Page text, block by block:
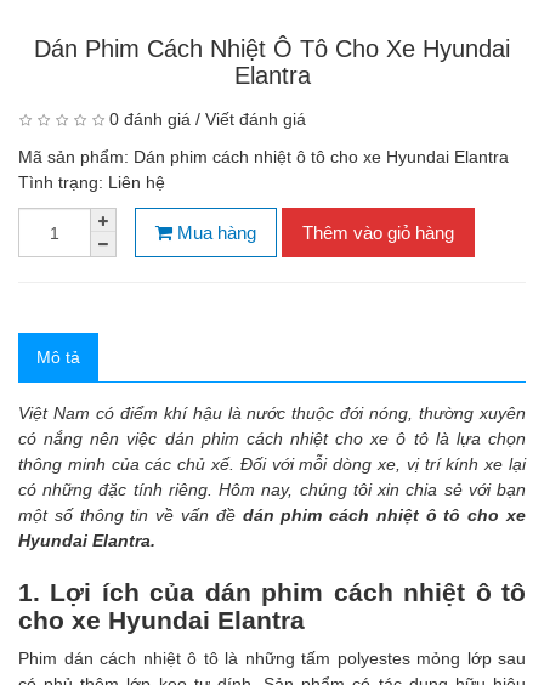
Dán Phim Cách Nhiệt Ô Tô Cho Xe Hyundai
Elantra
0 đánh giá / Viết đánh giá
Mã sản phẩm: Dán phim cách nhiệt ô tô cho xe Hyundai Elantra
Tình trạng: Liên hệ
Mua hàng Thêm vào giỏ hàng
Mô tả
Việt Nam có điểm khí hậu là nước thuộc đới nóng, thường xuyên
có nắng nên việc dán phim cách nhiệt cho xe ô tô là lựa chọn
thông minh của các chủ xế. Đối với mỗi dòng xe, vị trí kính xe lại
có những đặc tính riêng. Hôm nay, chúng tôi xin chia sẻ với bạn
một số thông tin về vấn đề dán phim cách nhiệt ô tô cho xe
Hyundai Elantra.
1. Lợi ích của dán phim cách nhiệt ô tô
cho xe Hyundai Elantra
Phim dán cách nhiệt ô tô là những tấm polyestes mỏng lớp sau